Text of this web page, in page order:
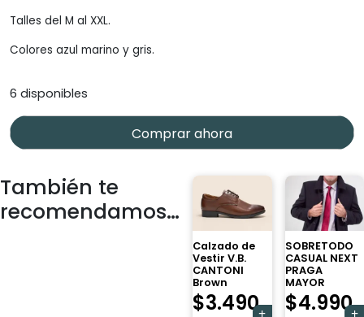
Talles del M al XXL.
Colores azul marino y gris.
6 disponibles
Comprar ahora
También te
recomendamos…
Calzado de
Vestir V.B.
CANTONI
Brown
$3.490
SOBRETODO
CASUAL NEXT
PRAGA
MAYOR
$4.990